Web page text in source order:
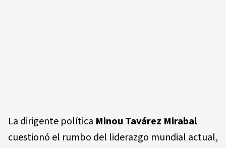
La dirigente política Minou Tavárez Mirabal
cuestionó el rumbo del liderazgo mundial actual,